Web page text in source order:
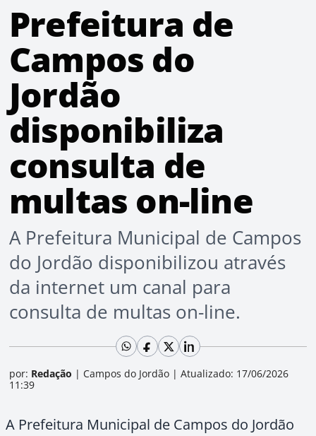
Prefeitura de
Campos do
Jordão
disponibiliza
consulta de
multas on-line
A Prefeitura Municipal de Campos
do Jordão disponibilizou através
da internet um canal para
consulta de multas on-line.
por: Redação | Campos do Jordão | Atualizado: 17/06/2026
11:39
A Prefeitura Municipal de Campos do Jordão